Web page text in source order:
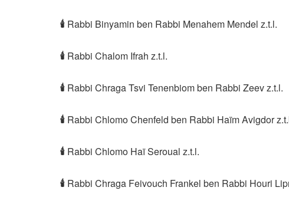
🕯 Rabbi Binyamin ben Rabbi Menahem Mendel z.t.l.
🕯 Rabbi Chalom Ifrah z.t.l.
🕯 Rabbi Chraga Tsvi Tenenbiom ben Rabbi Zeev z.t.l.
🕯 Rabbi Chlomo Chenfeld ben Rabbi Haïm Avigdor
🕯 Rabbi Chlomo Haï Seroual z.t.l.
🕯 Rabbi Chraga Feivouch Frankel ben Rabbi Houri